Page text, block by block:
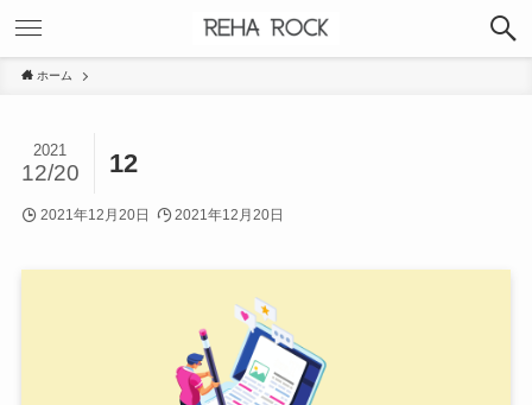
ホーム
12
2021
12/20
2021年12月20日 2021年12月20日